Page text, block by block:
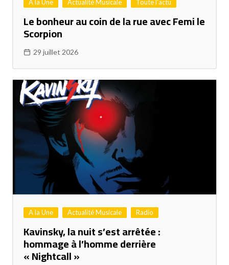
A la Une Actualité Musicale Toute l'actu
Le bonheur au coin de la rue avec Femi le
Scorpion
29 juillet 2026
A la Une Actualité Musicale Radio
Kavinsky, la nuit s’est arrêtée :
hommage à l’homme derrière
« Nightcall »